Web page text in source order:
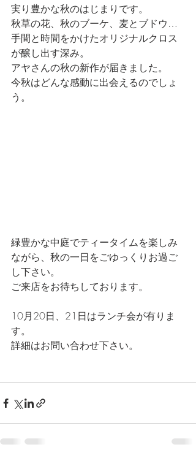
実り豊かな秋のはじまりです。
秋草の花、秋のブーケ、麦とブドウ…
手間と時間をかけたオリジナルクロス
が醸し出す深み。
アヤさんの秋の新作が届きました。
今秋はどんな感動に出会えるのでしょ
う。
緑豊かな中庭でティータイムを楽しみ
ながら、秋の一日をごゆっくりお過ご
し下さい。
ご来店をお待ちしております。
10月20日、21日はランチ会が有りま
す。
詳細はお問い合わせ下さい。